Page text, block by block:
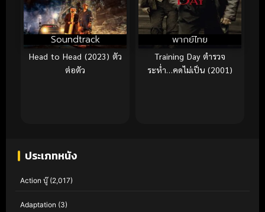
Soundtrack
Head to Head (2023) ตัว
ต่อตัว
พากย์ไทย
Training Day ตำรวจ
ระห่ำ…คดไม่เป็น (2001)
ประเภทหนัง
Action บู๊(2,017)
Adaptation (3)